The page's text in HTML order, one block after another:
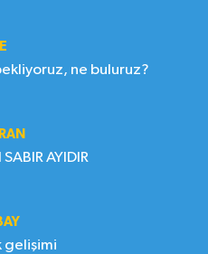
ne buluruz?
AYIDIR
gelişimi